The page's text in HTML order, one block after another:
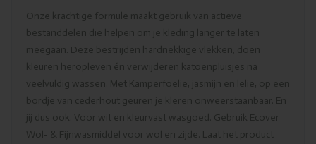
Onze krachtige formule maakt gebruik van actieve
bestanddelen die helpen om je kleding langer te laten
meegaan. Deze bestrijden hardnekkige vlekken, doen
kleuren heropleven én verwijderen katoenpluisjes na
veelvuldig wassen. Met Kamperfoelie, jasmijn en lelie, op een
bordje van cederhout geuren je kleren onweerstaanbaar. En
jij dus ook. Voor wit en kleurvast wasgoed. Gebruik Ecover
Wol- & Fijnwasmiddel voor wol en zijde. Laat het product